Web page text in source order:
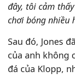
đây, tôi cảm
chơi bóng nhiều
Sau đó, Jones
của anh không
đá của Klopp,